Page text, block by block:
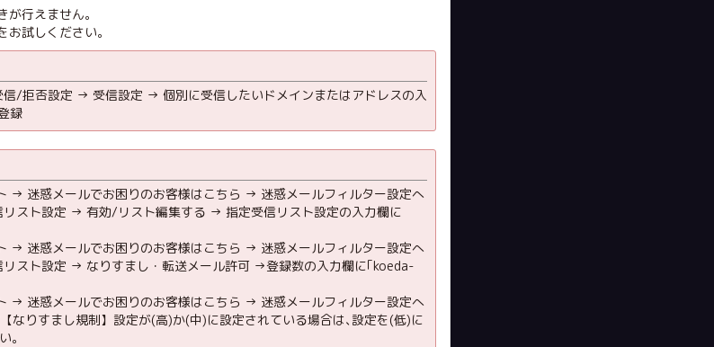
行えません。
試しください。
/拒否設定 → 受信設定 → 個別に受信したいドメインまたはアドレスの入
録
→ 迷惑メールでお困りのお客様はこちら → 迷惑メールフィルター設定へ
スト設定 → 有効/リスト編集する → 指定受信リスト設定の入力欄に
→ 迷惑メールでお困りのお客様はこちら → 迷惑メールフィルター設定へ
スト設定 → なりすまし・転送メール許可 →登録数の入力欄に｢koeda-
→ 迷惑メールでお困りのお客様はこちら → 迷惑メールフィルター設定へ
りすまし規制】設定が(高)か(中)に設定されている場合は､設定を(低)に
。